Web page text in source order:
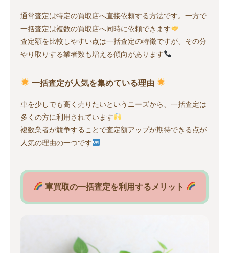
通常査定は特定の買取店へ直接依頼する方法です。一方で
一括査定は複数の買取店へ同時に依頼できます
査定額を比較しやすい点は一括査定の特徴ですが、その分
やり取りする業者数も増える傾向があります
一括査定が人気を集めている理由
車を少しでも高く売りたいというニーズから、一括査定は
多くの方に利用されています
複数業者が競争することで査定額アップが期待できる点が
人気の理由の一つです
車買取の一括査定を利用するメリット